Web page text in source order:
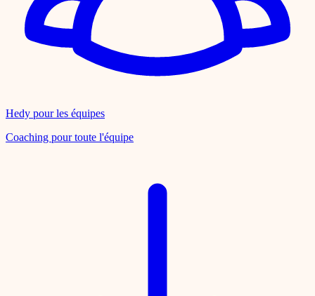
Hedy pour les équipes
Coaching pour toute l'équipe